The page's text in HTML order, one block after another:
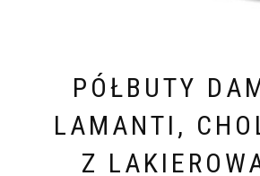
PÓŁBUTY
LAMANTI,
Z